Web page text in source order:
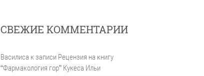
СВЕЖИЕ КОММЕНТАРИИ
Василиса к записи Рецензия на книгу
“Фармакология гор” Кукеса Ильи